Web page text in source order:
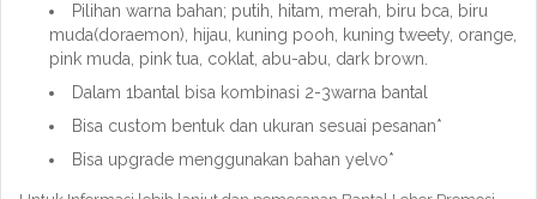
Pilihan warna bahan; putih, hitam, merah, biru bca, biru
muda(doraemon), hijau, kuning pooh, kuning tweety, orange,
pink muda, pink tua, coklat, abu-abu, dark brown.
Dalam 1bantal bisa kombinasi 2-3warna bantal
Bisa custom bentuk dan ukuran sesuai pesanan*
Bisa upgrade menggunakan bahan yelvo*